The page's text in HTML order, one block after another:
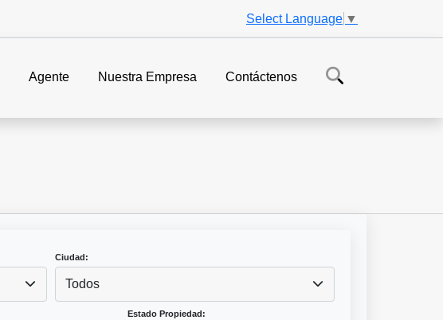
Select Language ▼
Agente Nuestra Empresa Contáctenos
Ciudad:
Todos
Estado Propiedad: